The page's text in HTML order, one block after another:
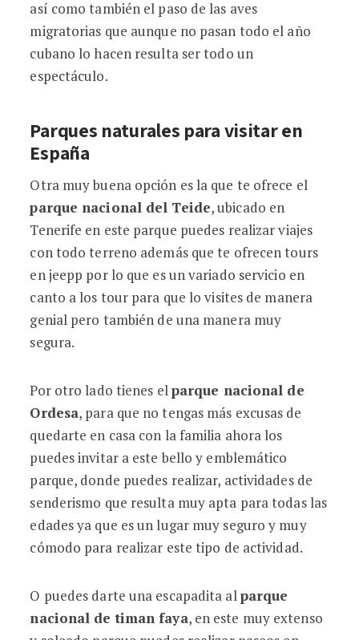
así como también el paso de las aves
migratorias que aunque no pasan todo el año
cubano lo hacen resulta ser todo un
espectáculo.
Parques naturales para visitar en
España
Otra muy buena opción es la que te ofrece el
parque nacional del Teide, ubicado en
Tenerife en este parque puedes realizar viajes
con todo terreno además que te ofrecen tours
en jeepp por lo que es un variado servicio en
canto a los tour para que lo visites de manera
genial pero también de una manera muy
segura.
Por otro lado tienes elparque nacional de
Ordesa, para que no tengas más excusas de
quedarte en casa con la familia ahora los
puedes invitar a este bello y emblemático
parque, donde puedes realizar, actividades de
senderismo que resulta muy apta para todas las
edades ya que es un lugar muy seguro y muy
cómodo para realizar este tipo de actividad.
O puedes darte una escapadita alparque
nacional de timan faya, en este muy extenso